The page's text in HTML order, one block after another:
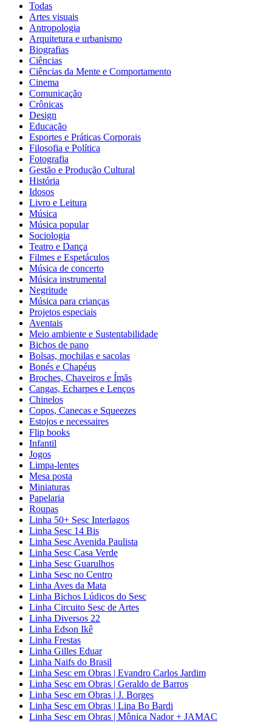
Todas
Artes visuais
Antropologia
Arquitetura e urbanismo
Biografias
Ciências
Ciências da Mente e Comportamento
Cinema
Comunicação
Crônicas
Design
Educação
Esportes e Práticas Corporais
Filosofia e Política
Fotografia
Gestão e Produção Cultural
História
Idosos
Livro e Leitura
Música
Música popular
Sociologia
Teatro e Dança
Filmes e Espetáculos
Música de concerto
Música instrumental
Negritude
Música para crianças
Projetos especiais
Aventais
Meio ambiente e Sustentabilidade
Bichos de pano
Bolsas, mochilas e sacolas
Bonés e Chapéus
Broches, Chaveiros e Ímãs
Cangas, Echarpes e Lenços
Chinelos
Copos, Canecas e Squeezes
Estojos e necessaires
Flip books
Infantil
Jogos
Limpa-lentes
Mesa posta
Miniaturas
Papelaria
Roupas
Linha 50+ Sesc Interlagos
Linha Sesc 14 Bis
Linha Sesc Avenida Paulista
Linha Sesc Casa Verde
Linha Sesc Guarulhos
Linha Sesc no Centro
Linha Aves da Mata
Linha Bichos Lúdicos do Sesc
Linha Circuito Sesc de Artes
Linha Diversos 22
Linha Edson Ikê
Linha Frestas
Linha Gilles Eduar
Linha Naifs do Brasil
Linha Sesc em Obras | Evandro Carlos Jardim
Linha Sesc em Obras | Geraldo de Barros
Linha Sesc em Obras | J. Borges
Linha Sesc em Obras | Lina Bo Bardi
Linha Sesc em Obras | Mônica Nador + JAMAC